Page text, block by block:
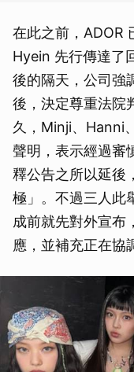
在此之前，ADOR
Hyein 先行傳達了
後的隔天，公司強
後，決定尊重法院
久，Minji、Hanni
聲明，表示經過審
釋公告之所以延後
極」。不過三人此
成前就先對外宣布
應，並補充正在協